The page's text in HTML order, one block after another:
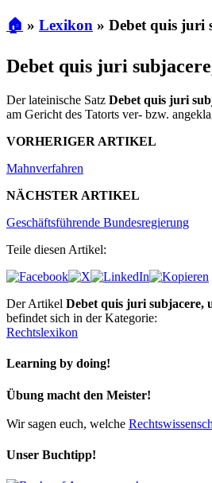
🏠 » Lexikon » Debet quis juri
Debet quis juri
Der lateinische Satz Debet quis juri
am Gericht des Tatorts ver- bzw.
VORHERIGER ARTIKEL
Mahnverfahren
NÄCHSTER ARTIKEL
Geschäftsführende Bundesregierung
Teile diesen Artikel:
Der Artikel Debet quis juri subjacere,
befindet sich in der Kategorie:
Rechtslexikon
Learning by doing!
Übung macht den Meister!
Wir sagen euch, welche
Unser Buchtipp!